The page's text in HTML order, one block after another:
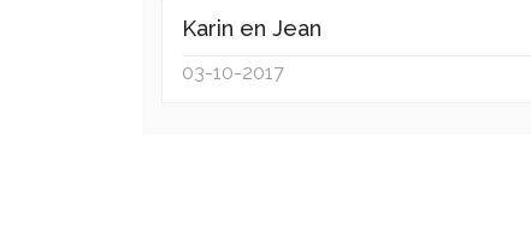
Karin en Jean
03-10-2017